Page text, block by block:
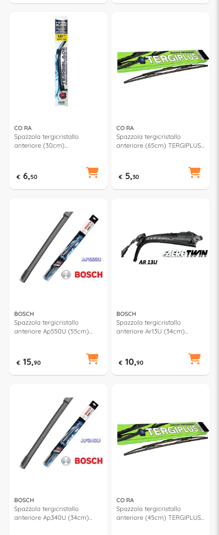
CO RA
Spazzola tergicristallo
anteriore (30cm)
€ 6,50
CO RA
Spazzola tergicristallo
anteriore (65cm) TERGIPLUS
€ 5,30
BOSCH
Spazzola tergicristallo
anteriore Ap550U (55cm)
€ 15,90
BOSCH
Spazzola tergicristallo
anteriore Ar13U (34cm)
€ 10,90
BOSCH
Spazzola tergicristallo
anteriore Ap340U (34cm)
CO RA
Spazzola tergicristallo
anteriore (45cm) TERGIPLUS